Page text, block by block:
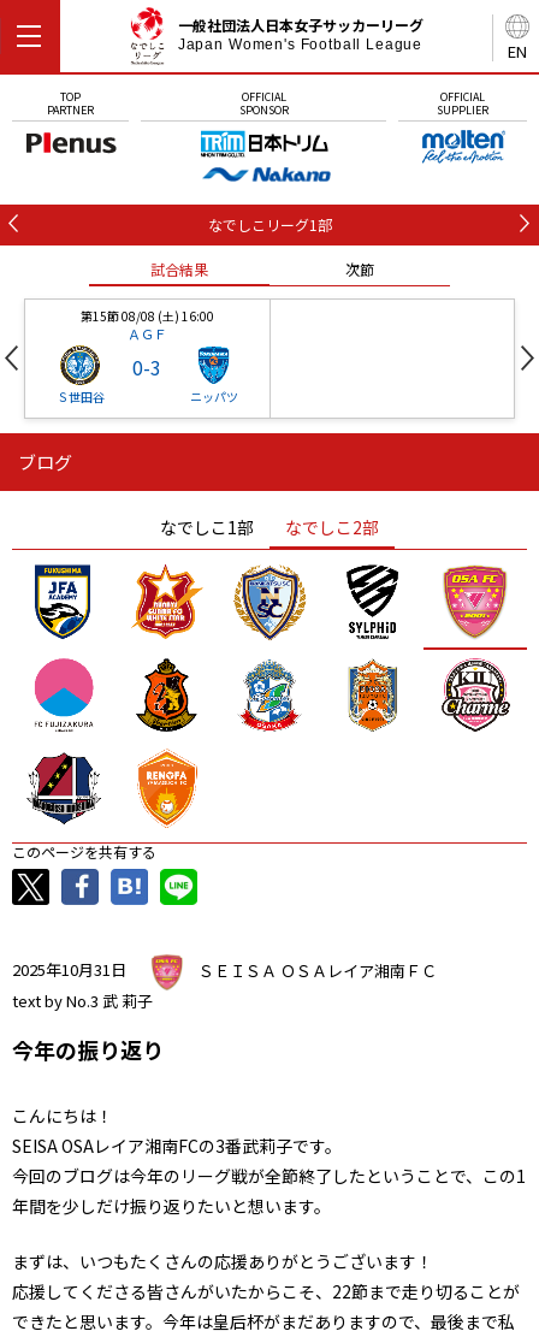
EN
一般社団法人日本女子サッカーリーグ
Japan Women's Football League
TOP
PARTNER
OFFICIAL
SPONSOR
OFFICIAL
SUPPLIER
なでしこリーグ1部
試合結果 次節
第15節 08/08 (土) 16:00
ＡＧＦ
Ｓ世田谷
0-3
ニッパツ
ニッパツ
ニッパツ 名古屋
石人の星
静岡 愛媛Ｌ
ブログ
なでしこ1部 なでしこ2部
このページを共有する
2025年10月31日
ＳＥＩＳＡ ＯＳＡレイア湘南ＦＣ
text by No.3 武 莉子
今年の振り返り
こんにちは！
SEISA OSAレイア湘南FCの3番武莉子です。
今回のブログは今年のリーグ戦が全節終了したということで、この1
年間を少しだけ振り返りたいと想います。
まずは、いつもたくさんの応援ありがとうございます！
応援してくださる皆さんがいたからこそ、22節まで走り切ることが
できたと思います。今年は皇后杯がまだありますので、最後まで私